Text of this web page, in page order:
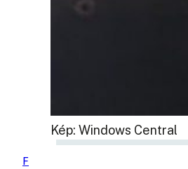
Kép: Windows Central
F